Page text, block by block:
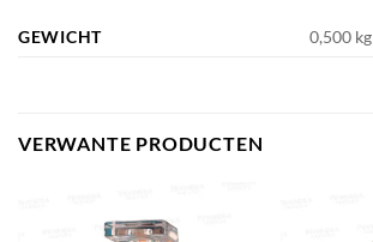
GEWICHT 0,500 kg
VERWANTE PRODUCTEN